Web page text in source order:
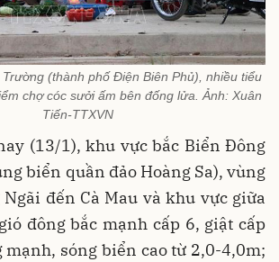
(thành phố Điện Biên Phủ), nhiều tiểu
chợ cóc sưởi ấm bên đống lửa. Ảnh: Xuân
Tiến-TTXVN
(13/1), khu vực bắc Biển Đông
biển quần đảo Hoàng Sa), vùng
đến Cà Mau và khu vực giữa
đông bắc mạnh cấp 6, giật cấp
sóng biển cao từ 2,0-4,0m;